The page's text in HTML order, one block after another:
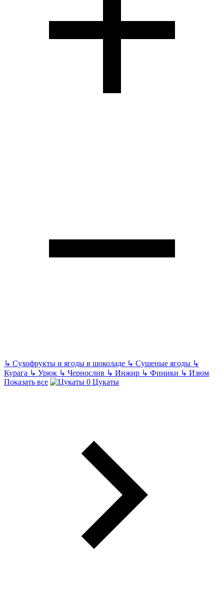
↳ Сухофрукты и ягоды в шоколаде ↳ Сушеные ягоды ↳
Курага ↳ Урюк ↳ Чернослив ↳ Инжир ↳ Финики ↳ Изюм
Показать все
Цукаты